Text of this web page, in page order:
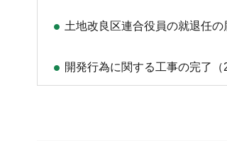
土地改良区連合役員の就退任
開発行為に関する工事の完了